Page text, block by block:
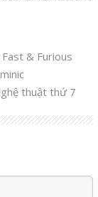
& Furious
thuật thứ 7